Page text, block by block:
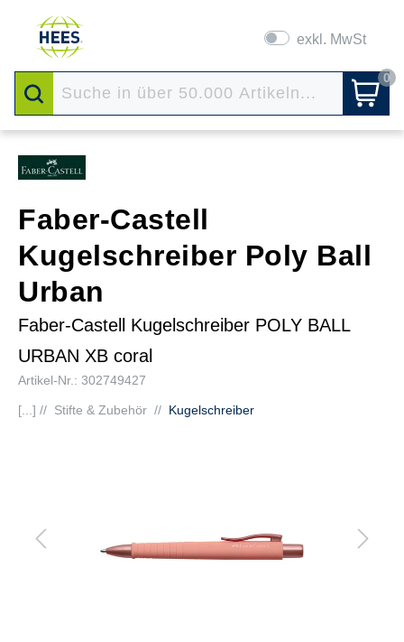
exkl. MwSt
0
Faber-Castell
Kugelschreiber Poly Ball
Urban
Faber-Castell Kugelschreiber POLY BALL
URBAN XB coral
Artikel-Nr.: 302749427
[...] // Stifte & Zubehör // Kugelschreiber